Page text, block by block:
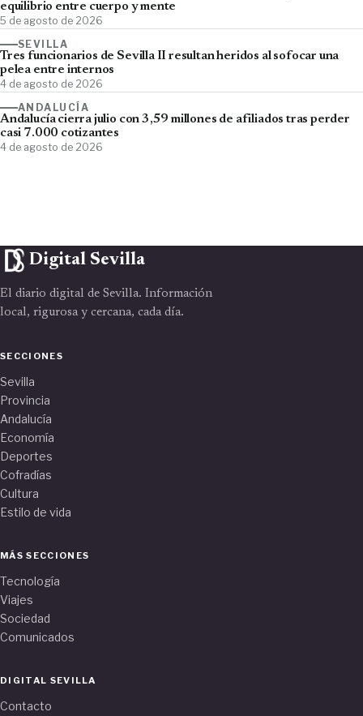
equilibrio entre cuerpo y mente
5 de agosto de 2026
SEVILLA
Tres funcionarios de Sevilla II resultan heridos al sofocar una
pelea entre internos
4 de agosto de 2026
ANDALUCÍA
Andalucía cierra julio con 3,59 millones de afiliados tras perder
casi 7.000 cotizantes
4 de agosto de 2026
Digital Sevilla
El diario digital de Sevilla. Información
local, rigurosa y cercana, cada día.
SECCIONES
Sevilla
Provincia
Andalucía
Economía
Deportes
Cofradías
Cultura
Estilo de vida
MÁS SECCIONES
Tecnología
Viajes
Sociedad
Comunicados
DIGITAL SEVILLA
Contacto